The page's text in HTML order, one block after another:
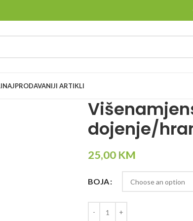
NAJPRODAVANIJI ARTIKLI
dojenje/
25,00 KM
BOJA